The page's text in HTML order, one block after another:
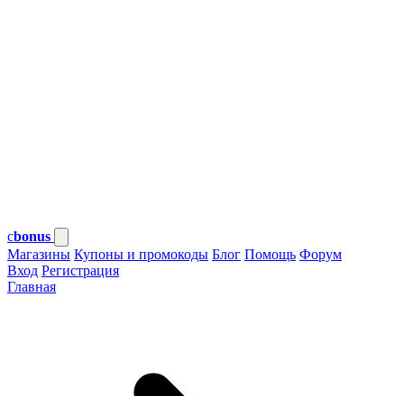
cbonus
Магазины Купоны и промокоды Блог Помощь Форум
Вход Регистрация
Главная